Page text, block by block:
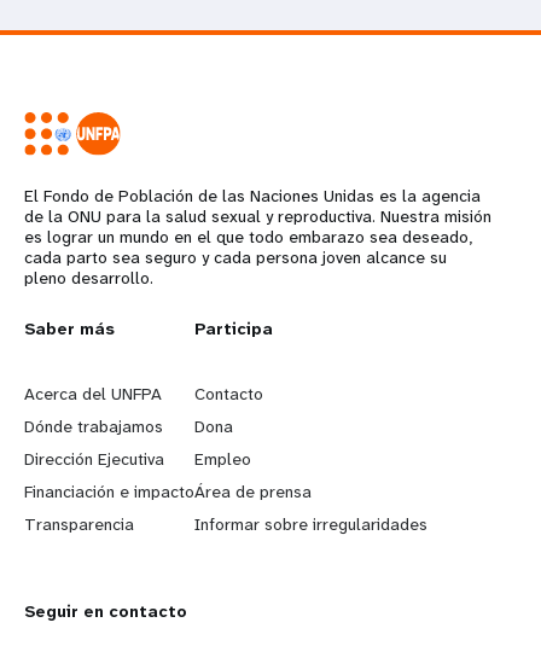
El Fondo de Población de las Naciones Unidas es la agencia
de la ONU para la salud sexual y reproductiva. Nuestra misión
es lograr un mundo en el que todo embarazo sea deseado,
cada parto sea seguro y cada persona joven alcance su
pleno desarrollo.
L
e
a
r
n
o
Saber más
Acerca del UNFPA
Dónde trabajamos
Dirección Ejecutiva
Financiación e impacto
Transparencia
G
o
b
e
y
Participa
Contacto
Dona
Empleo
Área de prensa
Informar sobre irregularidades
Seguir en contacto